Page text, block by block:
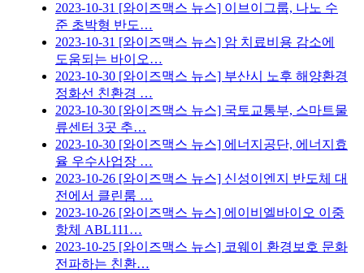
2023-10-31 [와이즈맥스 뉴스] 이브이그룹, 나노 수
준 초박형 반도…
2023-10-31 [와이즈맥스 뉴스] 암 치료비용 감소에
도움되는 바이오…
2023-10-30 [와이즈맥스 뉴스] 부산시 노후 해양환경
정화선 친환경 …
2023-10-30 [와이즈맥스 뉴스] 국토교통부, 스마트물
류센터 3곳 추…
2023-10-30 [와이즈맥스 뉴스] 에너지공단, 에너지효
율 우수사업장 …
2023-10-26 [와이즈맥스 뉴스] 신성이엔지 반도체 대
전에서 클린룸 …
2023-10-26 [와이즈맥스 뉴스] 에이비엘바이오 이중
항체 ABL111…
2023-10-25 [와이즈맥스 뉴스] 코웨이 환경보호 문화
전파하는 친환…